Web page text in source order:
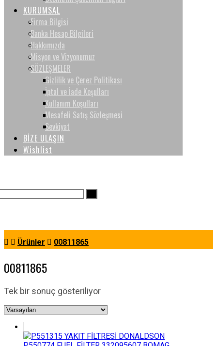
KURUMSAL
Firma Bilgisi
Banka Hesap Bilgileri
Hakkımızda
Misyon ve Vizyonumuz
SÖZLEŞMELER
Gizlilik ve Çerez Politikası
İptal ve İade Koşulları
Kullanım Koşulları
Mesafeli Satış Sözleşmesi
Sevkiyat
BİZE ULAŞIN
Wishlist
Ürünler 00811865
00811865
Tek bir sonuç gösteriliyor